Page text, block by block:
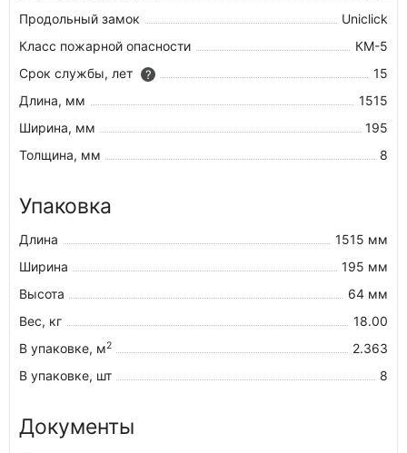
Продольный замок
Uniclick
Класс пожарной опасности
КМ-5
Срок службы, лет
?
15
Длина, мм
1515
Ширина, мм
195
Толщина, мм
8
Упаковка
Длина
1515 мм
Ширина
195 мм
Высота
64 мм
Вес, кг
18.00
В упаковке, м2
2.363
В упаковке, шт
8
Документы